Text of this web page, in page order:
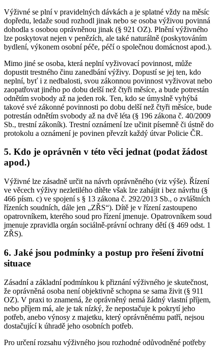
Výživné se plní v pravidelných dávkách a je splatné vždy na měsíc
dopředu, ledaže soud rozhodl jinak nebo se osoba výživou povinná
dohodla s osobou oprávněnou jinak (§ 921 OZ). Plnění výživného
lze poskytovat nejen v penězích, ale také naturálně (poskytováním
bydlení, výkonem osobní péče, péčí o společnou domácnost apod.).
Mimo jiné se osoba, která neplní vyživovací povinnost, může
dopustit trestného činu zanedbání výživy. Dopustí se jej ten, kdo
neplní, byť i z nedbalosti, svou zákonnou povinnost vyživovat nebo
zaopatřovat jiného po dobu delší než čtyři měsíce, a bude potrestán
odnětím svobody až na jeden rok. Ten, kdo se úmyslně vyhýbá
takové své zákonné povinnosti po dobu delší než čtyři měsíce, bude
potrestán odnětím svobody až na dvě léta (§ 196 zákona č. 40/2009
Sb., trestní zákoník). Trestní oznámení lze učinit písemně či ústně do
protokolu a oznámení je povinen převzít každý útvar Policie ČR.
5. Kdo je oprávněn v této věci jednat (podat žádost
apod.)
Výživné lze zásadně určit na návrh oprávněného (viz výše). Řízení
ve věcech výživy nezletilého dítěte však lze zahájit i bez návrhu (§
466 písm. c) ve spojení s § 13 zákona č. 292/2013 Sb., o zvláštních
řízeních soudních, dále jen „ZŘS“). Dítě je v řízení zastoupeno
opatrovníkem, kterého soud pro řízení jmenuje. Opatrovníkem soud
jmenuje zpravidla orgán sociálně-právní ochrany dětí (§ 469 odst. 1
ZŘS).
6. Jaké jsou podmínky a postup pro řešení životní
situace
Zásadní a základní podmínkou k přiznání výživného je skutečnost,
že oprávněná osoba není objektivně schopna se sama živit (§ 911
OZ). V praxi to znamená, že oprávněný nemá žádný vlastní příjem,
nebo příjem má, ale je tak nízký, že nepostačuje k pokrytí jeho
potřeb, anebo výnosy z majetku, který oprávněnému patří, nejsou
dostačující k úhradě jeho osobních potřeb.
Pro určení rozsahu výživného jsou rozhodné odůvodněné potřeby